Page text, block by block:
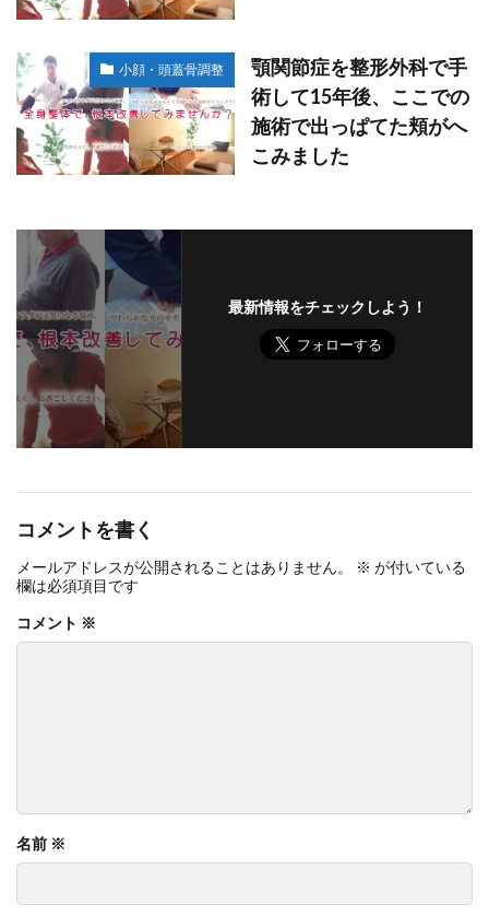
小顔・頭蓋骨調整
顎関節症を整形外科で手
術して15年後、ここでの
施術で出っぱてた頬がへ
こみました
最新情報をチェックしよう！
コメントを書く
メールアドレスが公開されることはありません。 ※ が付いている
欄は必須項目です
コメント ※
名前 ※